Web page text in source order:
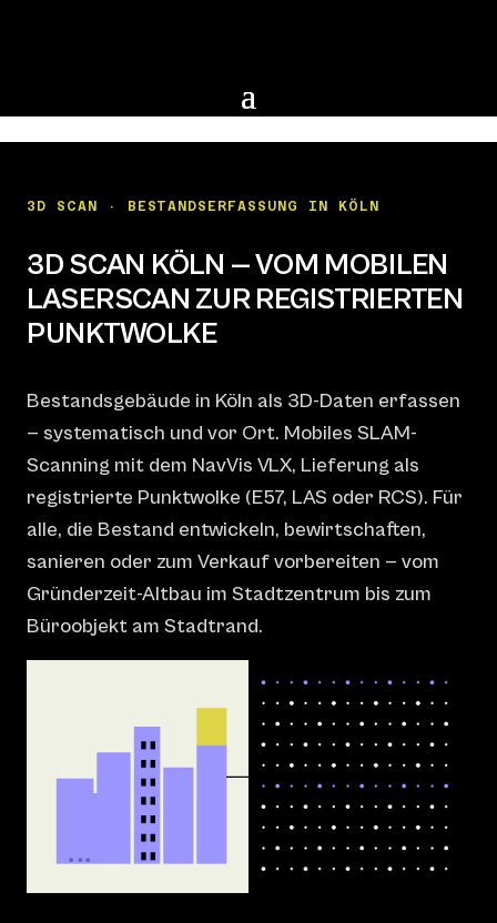
3D SCAN · BESTANDSERFASSUNG IN KÖLN
3D SCAN KÖLN — VOM MOBILEN
LASERSCAN ZUR REGISTRIERTEN
PUNKTWOLKE
Bestandsgebäude in Köln als 3D-Daten erfassen
— systematisch und vor Ort. Mobiles SLAM-
Scanning mit dem NavVis VLX, Lieferung als
registrierte Punktwolke (E57, LAS oder RCS). Für
alle, die Bestand entwickeln, bewirtschaften,
sanieren oder zum Verkauf vorbereiten — vom
Gründerzeit-Altbau im Stadtzentrum bis zum
Büroobjekt am Stadtrand.